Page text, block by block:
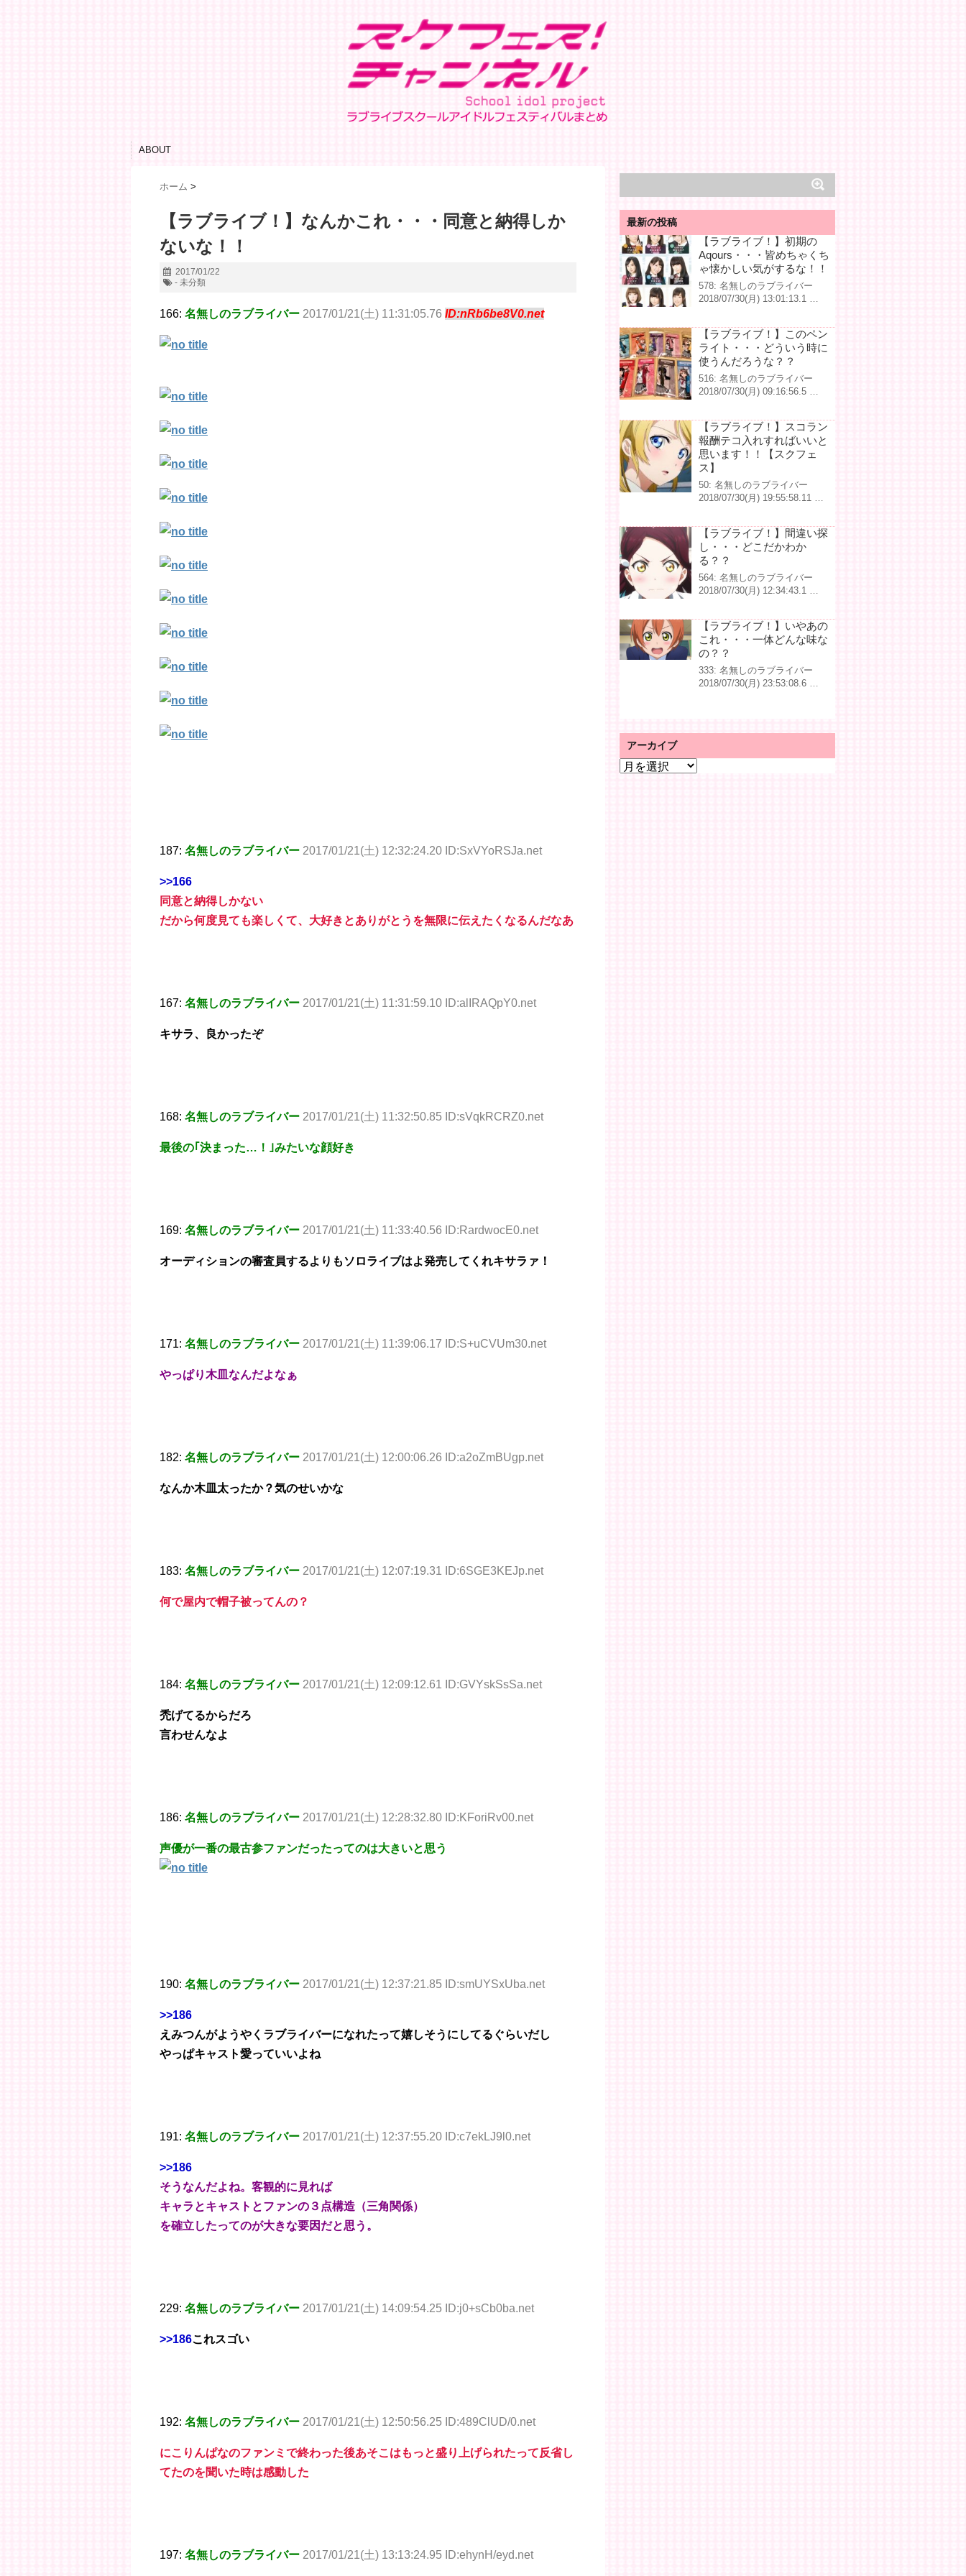
ABOUT
ホーム >
【ラブライブ！】なんかこれ・・・同意と納得しか
ないな！！
2017/01/22
- 未分類
166: 名無しのラブライバー 2017/01/21(土) 11:31:05.76 ID:nRb6be8V0.net
187: 名無しのラブライバー 2017/01/21(土) 12:32:24.20 ID:SxVYoRSJa.net
>>166
同意と納得しかない
だから何度見ても楽しくて、大好きとありがとうを無限に伝えたくなるんだなあ
167: 名無しのラブライバー 2017/01/21(土) 11:31:59.10 ID:alIRAQpY0.net
キサラ、良かったぞ
168: 名無しのラブライバー 2017/01/21(土) 11:32:50.85 ID:sVqkRCRZ0.net
最後の｢決まった…！｣みたいな顔好き
169: 名無しのラブライバー 2017/01/21(土) 11:33:40.56 ID:RardwocE0.net
オーディションの審査員するよりもソロライブはよ発売してくれキサラァ！
171: 名無しのラブライバー 2017/01/21(土) 11:39:06.17 ID:S+uCVUm30.net
やっぱり木皿なんだよなぁ
182: 名無しのラブライバー 2017/01/21(土) 12:00:06.26 ID:a2oZmBUgp.net
なんか木皿太ったか？気のせいかな
183: 名無しのラブライバー 2017/01/21(土) 12:07:19.31 ID:6SGE3KEJp.net
何で屋内で帽子被ってんの？
184: 名無しのラブライバー 2017/01/21(土) 12:09:12.61 ID:GVYskSsSa.net
禿げてるからだろ
言わせんなよ
186: 名無しのラブライバー 2017/01/21(土) 12:28:32.80 ID:KForiRv00.net
声優が一番の最古参ファンだったってのは大きいと思う
190: 名無しのラブライバー 2017/01/21(土) 12:37:21.85 ID:smUYSxUba.net
>>186
えみつんがようやくラブライバーになれたって嬉しそうにしてるぐらいだし
やっぱキャスト愛っていいよね
191: 名無しのラブライバー 2017/01/21(土) 12:37:55.20 ID:c7ekLJ9l0.net
>>186
そうなんだよね。客観的に見れば
キャラとキャストとファンの３点構造（三角関係）
を確立したってのが大きな要因だと思う。
229: 名無しのラブライバー 2017/01/21(土) 14:09:54.25 ID:j0+sCb0ba.net
>>186これスゴい
192: 名無しのラブライバー 2017/01/21(土) 12:50:56.25 ID:489ClUD/0.net
にこりんぱなのファンミで終わった後あそこはもっと盛り上げられたって反省し
てたのを聞いた時は感動した
197: 名無しのラブライバー 2017/01/21(土) 13:13:24.95 ID:ehynH/eyd.net
最新の投稿
【ラブライブ！】初期の
Aqours・・・皆めちゃくち
ゃ懐かしい気がするな！！
578: 名無しのラブライバー
2018/07/30(月) 13:01:13.1 …
【ラブライブ！】このペン
ライト・・・どういう時に
使うんだろうな？？
516: 名無しのラブライバー
2018/07/30(月) 09:16:56.5 …
【ラブライブ！】スコラン
報酬テコ入れすればいいと
思います！！【スクフェ
ス】
50: 名無しのラブライバー
2018/07/30(月) 19:55:58.11 …
【ラブライブ！】間違い探
し・・・どこだかわか
る？？
564: 名無しのラブライバー
2018/07/30(月) 12:34:43.1 …
【ラブライブ！】いやあの
これ・・・一体どんな味な
の？？
333: 名無しのラブライバー
2018/07/30(月) 23:53:08.6 …
アーカイブ
ア